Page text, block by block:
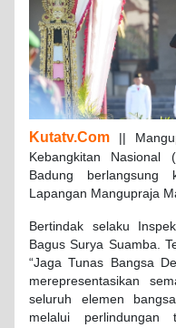
Kutatv.Com ||
Kebangkitan Nasional
Badung berlangsung
Lapangan Mangupraja
Bertindak selaku
Bagus Surya Suamba.
“Jaga Tunas Bangsa
merepresentasikan
seluruh elemen
melalui